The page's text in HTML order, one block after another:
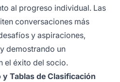
al progreso individual. Las
conversaciones más
y aspiraciones,
demostrando un
el éxito del socio.
Tablas de Clasificación